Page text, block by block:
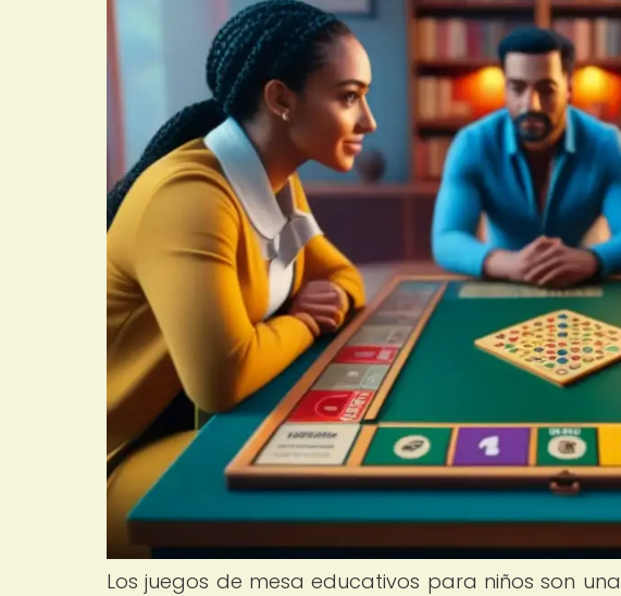
Los juegos de mesa educativos para niños son